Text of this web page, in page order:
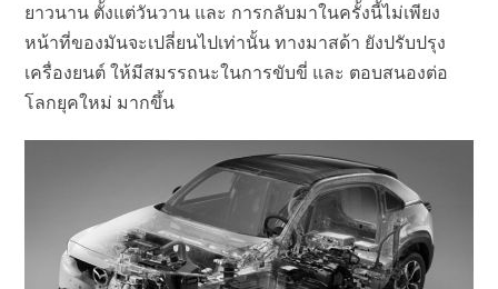
ยาวนาน ตั้งแต่วันวาน และ การกลับมาในครั้งนี้ไม่เพียง
หน้าที่ของมันจะเปลี่ยนไปเท่านั้น ทางมาสด้า ยังปรับปรุง
เครื่องยนต์ ให้มีสมรรถนะในการขับขี่ และ ตอบสนองต่อ
โลกยุคใหม่ มากขึ้น